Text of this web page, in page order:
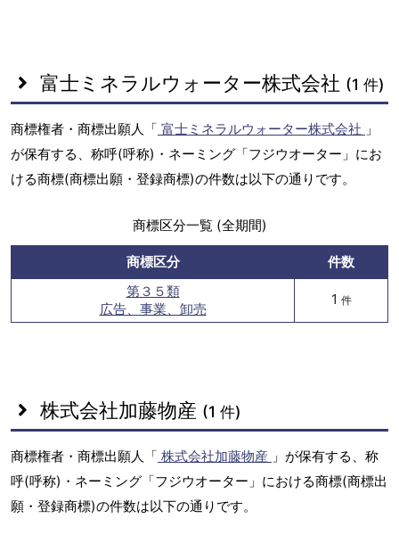
富士ミネラルウォーター株式会社 (1 件)
商標権者・商標出願人「 富士ミネラルウォーター株式会社 」
が保有する、称呼(呼称)・ネーミング「フジウオーター」にお
ける商標(商標出願・登録商標)の件数は以下の通りです。
商標区分一覧 (全期間)
商標区分
件数
第３５類
広告、事業、卸売
1 件
株式会社加藤物産 (1 件)
商標権者・商標出願人「 株式会社加藤物産 」が保有する、称
呼(呼称)・ネーミング「フジウオーター」における商標(商標出
願・登録商標)の件数は以下の通りです。